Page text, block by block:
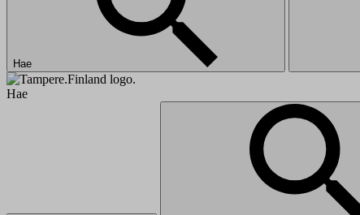
Hae
Hae